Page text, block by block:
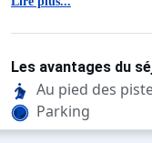
- une kitchenette
vaisselle, bouilloire,
électrique.
- un coin montagne
dans l'entrée
- une salle d'eau
- un wc séparé.
Les avantages du
Au pied des
Parking